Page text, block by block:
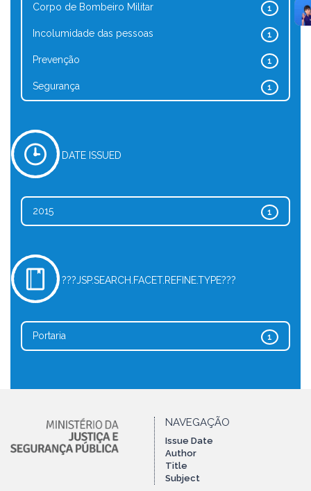
1
Corpo de Bombeiro Militar
1
Incolumidade das pessoas
1
Prevenção
1
Segurança
DATE ISSUED
1
2015
???JSP.SEARCH.FACET.REFINE.TYPE???
1
Portaria
NAVEGAÇÃO
Issue Date
Author
Title
Subject